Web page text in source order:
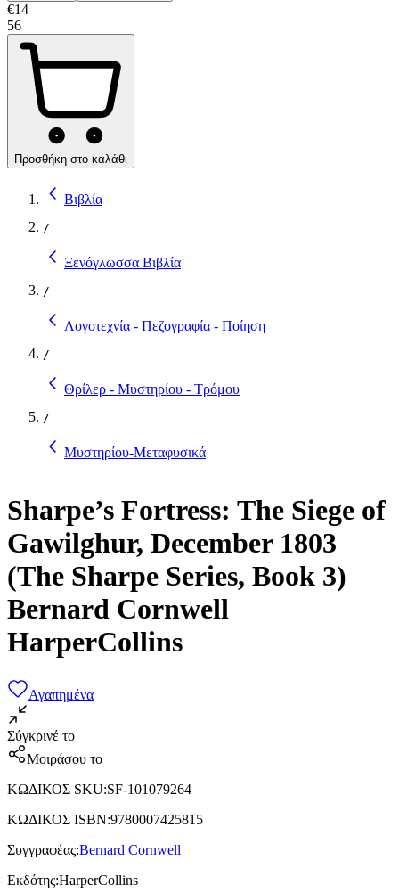
€14
56
Προσθήκη στο καλάθι
Βιβλία
/
Ξενόγλωσσα Βιβλία
/
Λογοτεχνία - Πεζογραφία - Ποίηση
/
Θρίλερ - Μυστηρίου - Τρόμου
/
Μυστηρίου-Μεταφυσικά
Sharpe’s Fortress: The Siege of
Gawilghur, December 1803
(The Sharpe Series, Book 3)
Bernard Cornwell
HarperCollins
Αγαπημένα
Σύγκρινέ το
Μοιράσου το
ΚΩΔΙΚΟΣ SKU:SF-101079264
ΚΩΔΙΚΟΣ ISBN:9780007425815
Συγγραφέας:Bernard Cornwell
Εκδότης:HarperCollins